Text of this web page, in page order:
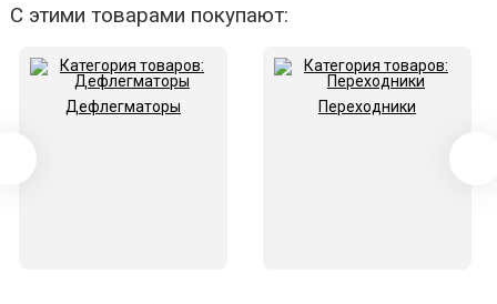
С этими товарами покупают:
Дефлегматоры Переходники